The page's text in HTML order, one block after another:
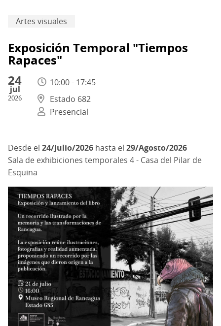
Artes visuales
Exposición Temporal "Tiempos
Rapaces"
24
jul
2026
10:00 - 17:45
Estado 682
Presencial
24/Julio/2026 hasta el 29/Agosto/2026
Sala de exhibiciones temporales 4 - Casa del Pilar de
Esquina